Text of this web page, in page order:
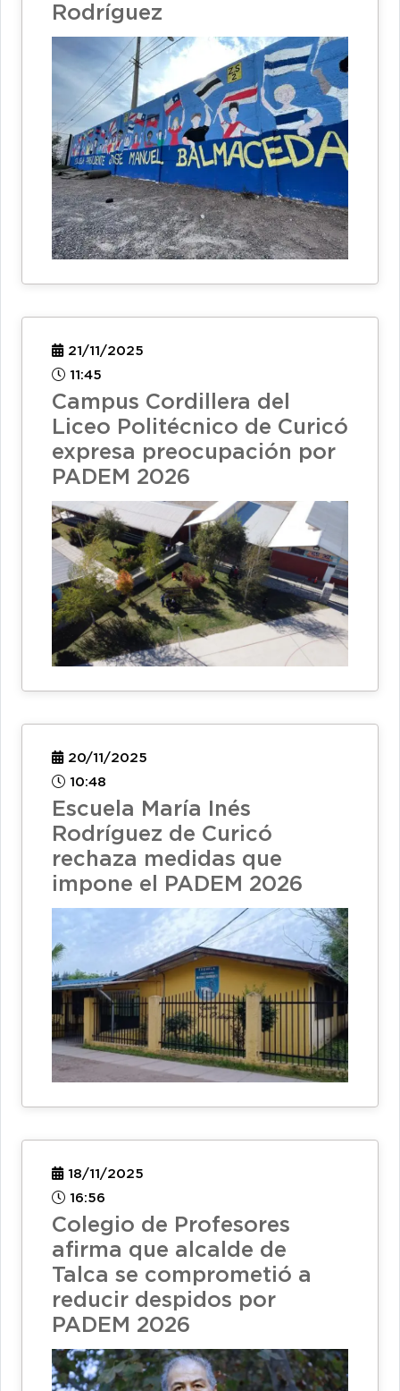
Rodríguez
21/11/2025
11:45
Campus Cordillera del
Liceo Politécnico de Curicó
expresa preocupación por
PADEM 2026
20/11/2025
10:48
Escuela María Inés
Rodríguez de Curicó
rechaza medidas que
impone el PADEM 2026
18/11/2025
16:56
Colegio de Profesores
afirma que alcalde de
Talca se comprometió a
reducir despidos por
PADEM 2026